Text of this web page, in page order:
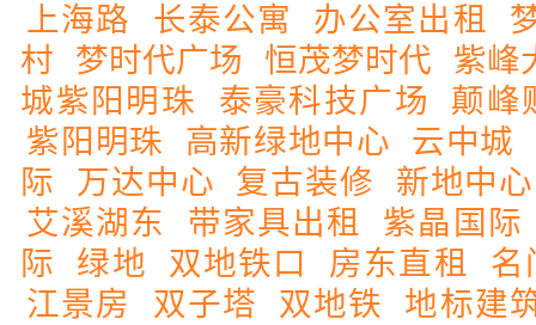
上海路
长泰公寓 办公室出租
村
梦时代广场 恒茂梦时代
紫峰
城紫阳明珠
泰豪科技广场
颠峰
紫阳明珠
高新绿地中心 云中城
际
万达中心 复古装修
新地中心
艾溪湖东
带家具出租
紫晶国际
际
绿地 双地铁口 房东直租
名
江景房
双子塔 双地铁
地标建